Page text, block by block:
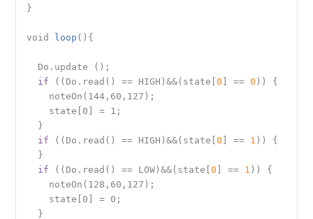
}
void loop (){
  Do.update ();
if ((Do.read() == HIGH)&&(state[ 0 ] == 0 )) {
    noteOn(144,60,127);
    state[0] = 1;
  }
if ((Do.read() == HIGH)&&(state[ 0 ] == 1 )) {
  }
if ((Do.read() == LOW)&&(state[ 0 ] == 1 )) {
    noteOn(128,60,127);
    state[0] = 0;
  }